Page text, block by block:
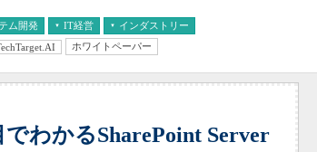
ム開発 IT経営 インダストリー
ホワイトペーパー
わかるSharePoint Server